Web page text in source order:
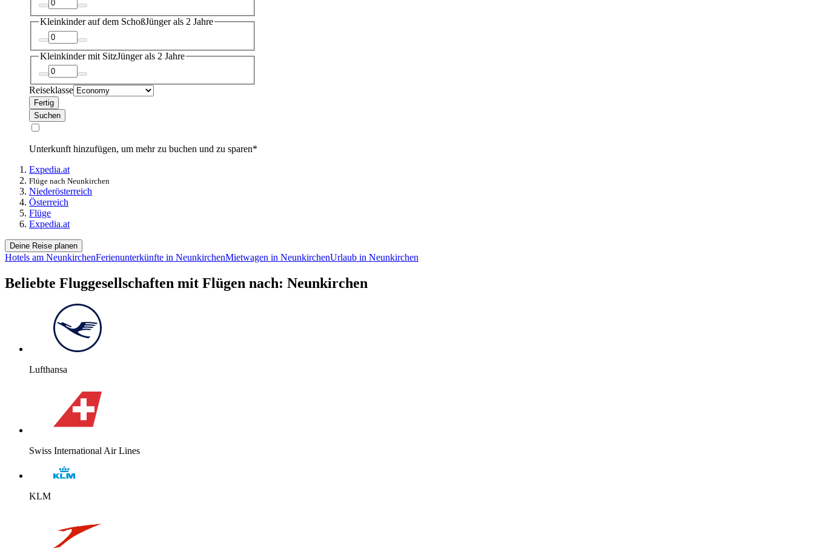
Kleinkinder auf dem SchoßJünger als 2 Jahre
Kleinkinder mit SitzJünger als 2 Jahre
Reiseklasse
Fertig
Suchen
Unterkunft hinzufügen, um mehr zu buchen und zu sparen*
Expedia.at
Flüge nach Neunkirchen
Niederösterreich
Österreich
Flüge
Expedia.at
Deine Reise planen
Hotels am NeunkirchenFerienunterkünfte in NeunkirchenMietwagen in NeunkirchenUrlaub in Neunkirchen
Beliebte Fluggesellschaften mit Flügen nach: Neunkirchen
Lufthansa
Swiss International Air Lines
KLM